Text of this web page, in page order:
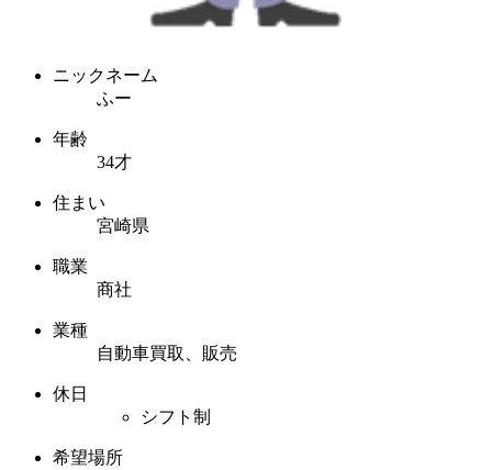
ニックネーム
ふー
年齢
34才
住まい
宮崎県
職業
商社
業種
自動車買取、販売
休日
シフト制
希望場所